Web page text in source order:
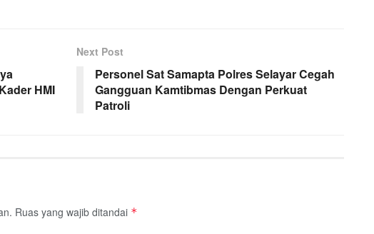
HMI
Next Post
Personel Sat Samapta Polres Selayar Cegah
Gangguan Kamtibmas Dengan Perkuat
Patroli
Ruas yang wajib ditandai *